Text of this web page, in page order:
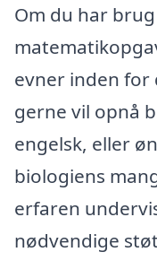
Om du har
evner inden for
gerne vil opnå
engelsk, eller
biologiens
erfaren
nødvendige